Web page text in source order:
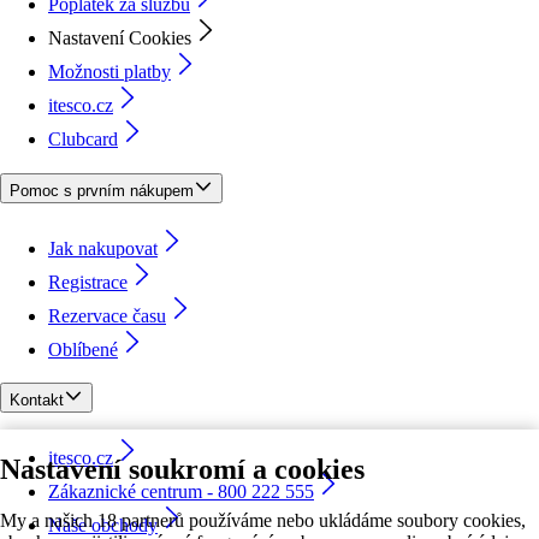
Nastavení soukromí a cookies
My a našich 18 partnerů používáme nebo ukládáme soubory cookies,
Poplatek za službu
Nastavení Cookies
Možnosti platby
itesco.cz
Clubcard
Pomoc s prvním nákupem
Jak nakupovat
Registrace
Rezervace času
Oblíbené
Kontakt
itesco.cz
Zákaznické centrum - 800 222 555
Naše obchody